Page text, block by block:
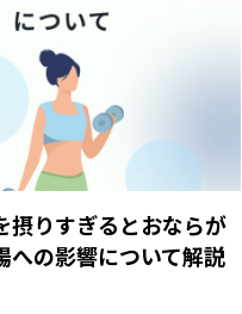
摂りすぎるとおならが
への影響について解説